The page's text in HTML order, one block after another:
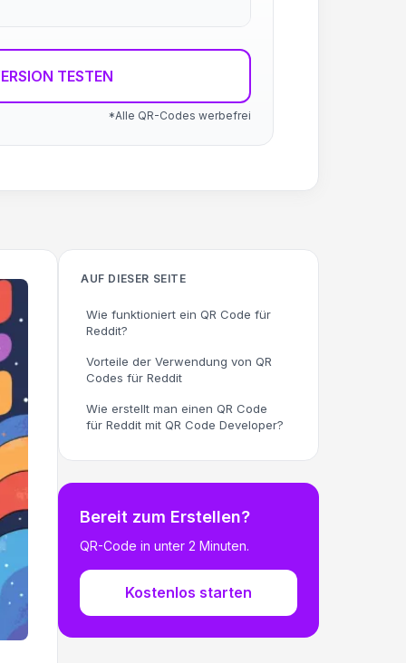
TESTEN
*Alle QR-Codes werbefrei
AUF DIESER SEITE
Wie funktioniert ein QR Code für
Reddit?
Vorteile der Verwendung von QR
Codes für Reddit
Wie erstellt man einen QR Code
für Reddit mit QR Code Developer?
Bereit zum Erstellen?
QR-Code in unter 2 Minuten.
Kostenlos starten